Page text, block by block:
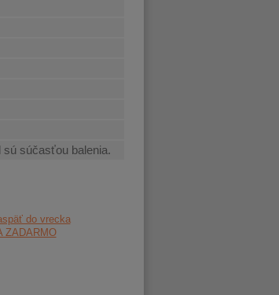
súčasťou balenia.
do vrecka
ZADARMO